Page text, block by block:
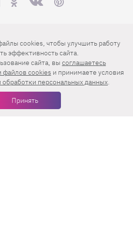
cookies, чтобы улучшить работу
эффективность сайта.
сайта, вы соглашаетесь
файлов cookies и принимаете условия
персональных данных.
Принять